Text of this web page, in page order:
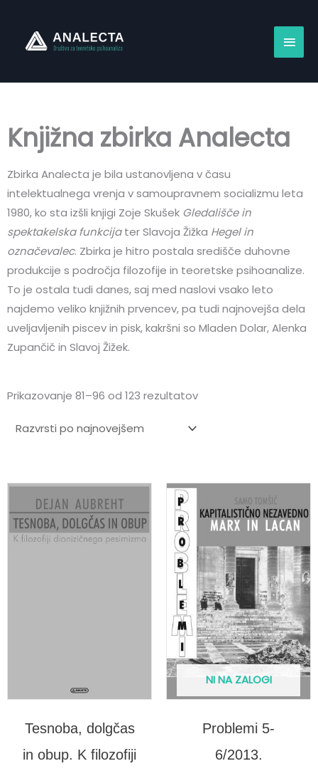
content
Main
Knjižna zbirka Analecta
Zbirka Analecta je bila ustanovljena v času
intelektualnega vrenja v samoupravnem socializmu leta
1980, ko sta izšli knjigi Zoje Skušek Gledališče in
spektakelska funkcijater Slavoja Žižka Hegel in
označevalec. Zbirka je hitro postala središče duhovne
produkcije s področja filozofije in teoretske psihoanalize.
To je ostala tudi danes, saj med naslovi vsako leto
najdemo veliko knjižnih prvencev, pa tudi najnovejša dela
uveljavljenih piscev in pisk, kakršni so Mladen Dolar, Alenka
Zupančič in Slavoj Žižek.
Prikazovanje 81–96 od 123 rezultatovRazvrščeno
Tesnoba, dolgčas
in obup. K filozofiji
NI NA ZALOGI
Problemi 5-
6/2013.